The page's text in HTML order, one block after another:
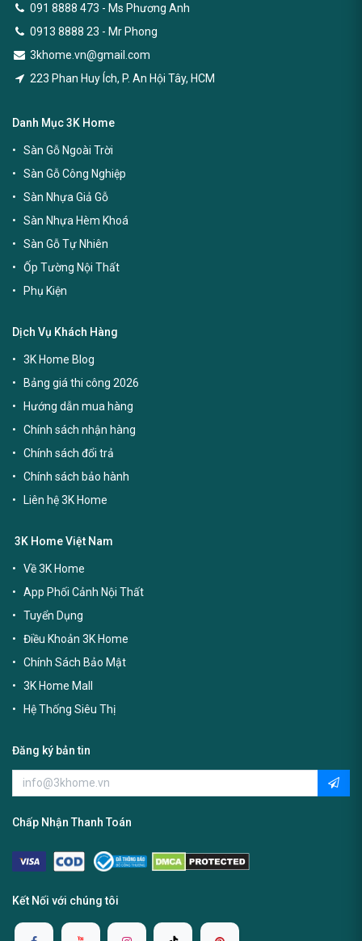
091 8888 473 - Ms Phương Anh
0913 8888 23 - Mr Phong
3khome.vn@gmail.com
223 Phan Huy Ích, P. An Hội Tây, HCM
Danh Mục 3K Home
Sàn Gỗ Ngoài Trời
Sàn Gỗ Công Nghiệp
Sàn Nhựa Giả Gỗ
Sàn Nhựa Hèm Khoá
Sàn Gỗ Tự Nhiên
Ốp Tường Nội Thất
Phụ Kiện
Dịch Vụ Khách Hàng
3K Home Blog
Bảng giá thi công 2026
Hướng dẫn mua hàng
Chính sách nhận hàng
Chính sách đổi trả
Chính sách bảo hành
Liên hệ 3K Home
3K Home Việt Nam
Về 3K Home
App Phối Cảnh Nội Thất
Tuyển Dụng
Điều Khoản 3K Home
Chính Sách Bảo Mật
3K Home Mall
Hệ Thống Siêu Thị
Đăng ký bản tin
Chấp Nhận Thanh Toán
Kết Nối với chúng tôi